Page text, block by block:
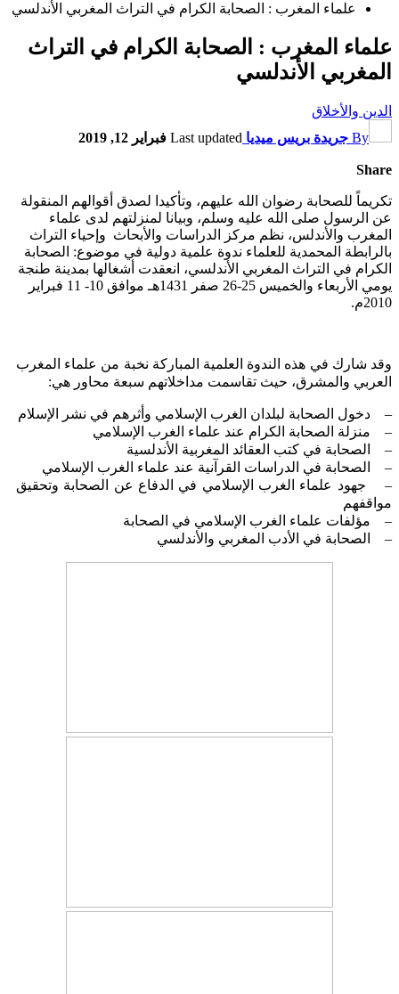
علماء المغرب : الصحابة الكرام في التراث المغربي الأندلسي
علماء المغرب : الصحابة الكرام في التراث
المغربي الأندلسي
الدين والأخلاق
By جريدة بريس ميديا Last updated فبراير 12, 2019
Share
تكريماً للصحابة رضوان الله عليهم، وتأكيدا لصدق أقوالهم المنقولة
عن الرسول صلى الله عليه وسلم، وبيانا لمنزلتهم لدى علماء
المغرب والأندلس، نظم مركز الدراسات والأبحاث وإحياء التراث
بالرابطة المحمدية للعلماء ندوة علمية دولية في موضوع: الصحابة
الكرام في التراث المغربي الأندلسي، انعقدت أشغالها بمدينة طنجة
يومي الأربعاء والخميس 25-26 صفر 1431هـ موافق 10- 11 فبراير
2010م.
وقد شارك في هذه الندوة العلمية المباركة نخبة من علماء المغرب
العربي والمشرق، حيث تقاسمت مداخلاتهم سبعة محاور هي:
– دخول الصحابة لبلدان الغرب الإسلامي وأثرهم في نشر الإسلام
– منزلة الصحابة الكرام عند علماء الغرب الإسلامي
– الصحابة في كتب العقائد المغربية الأندلسية
– الصحابة في الدراسات القرآنية عند علماء الغرب الإسلامي
– جهود علماء الغرب الإسلامي في الدفاع عن الصحابة وتحقيق
مواقفهم
– مؤلفات علماء الغرب الإسلامي في الصحابة
– الصحابة في الأدب المغربي والأندلسي